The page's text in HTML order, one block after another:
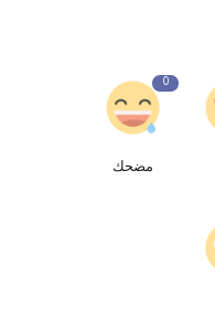
0
مضحك